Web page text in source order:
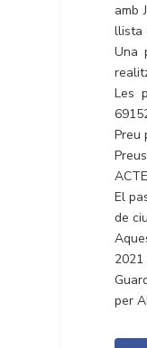
amb
llista
Una
Les
Preu
El
de
2021
per